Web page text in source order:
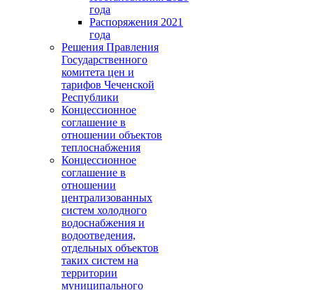
года
Распоряжения 2021
года
Решения Правления
Государственного
комитета цен и
тарифов Чеченской
Республики
Концессионное
соглашение в
отношении объектов
теплоснабжения
Концессионное
соглашение в
отношении
централизованных
систем холодного
водоснабжения и
водоотведения,
отдельных объектов
таких систем на
территории
муниципального